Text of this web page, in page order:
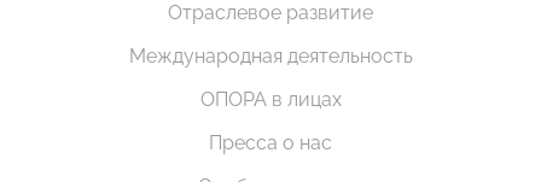
Отраслевое развитие
Международная деятельность
ОПОРА в лицах
Пресса о нас